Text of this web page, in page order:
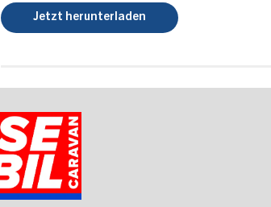
Jetzt herunterladen